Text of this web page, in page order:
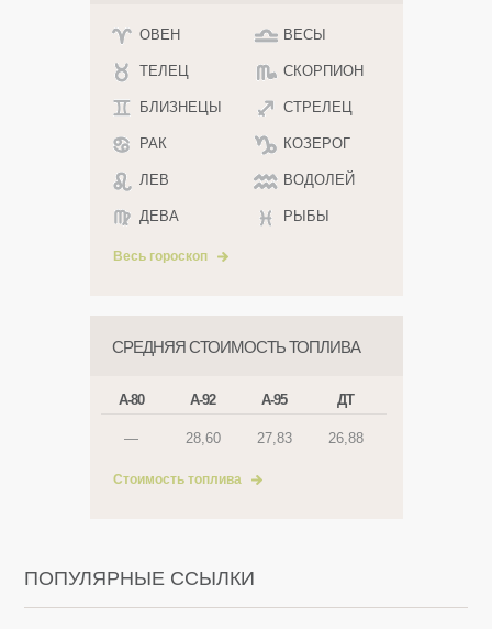
ОВЕН
ТЕЛЕЦ
БЛИЗНЕЦЫ
РАК
ЛЕВ
ДЕВА
ВЕСЫ
СКОРПИОН
СТРЕЛЕЦ
КОЗЕРОГ
ВОДОЛЕЙ
РЫБЫ
Весь гороскоп
СРЕДНЯЯ СТОИМОСТЬ ТОПЛИВА
А-80 А-92 А-95 ДТ
— 28,60 27,83 26,88
Стоимость топлива
ПОПУЛЯРНЫЕ ССЫЛКИ